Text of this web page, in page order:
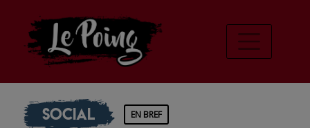
Social EN BREF